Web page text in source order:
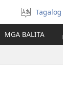
Pumili
ng
wika
Tagalog
MGA BALITA